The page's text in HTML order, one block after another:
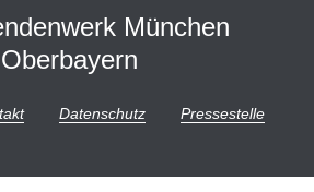
München
Oberbayern
Datenschutz Pressestelle